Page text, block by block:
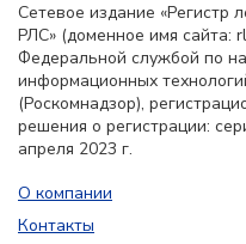
Сетевое издание «Регистр
РЛС» (доменное имя сайта:
Федеральной службой по
информационных
(Роскомнадзор),
решения о регистрации:
апреля 2023 г.
О компании
Контакты